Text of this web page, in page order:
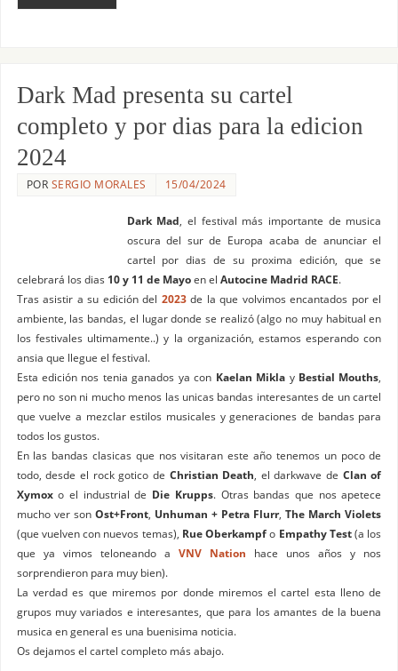
Dark Mad presenta su cartel
completo y por dias para la edicion
2024
POR SERGIO MORALES 15/04/2024
Dark Mad , el festival más importante de musica
oscura del sur de Europa acaba de anunciar el
cartel por dias de su proxima edición, que se
celebrará los dias 10 y 11 de Mayoen el Autocine Madrid RACE.
Tras asistir a su edición del 2023de la que volvimos encantados por el
ambiente, las bandas, el lugar donde se realizó (algo no muy habitual en
los festivales ultimamente..) y la organización, estamos esperando con
ansia que llegue el festival.
Esta edición nos tenia ganados ya con Kaelan Mikla y Bestial Mouths
pero no son ni mucho menos las unicas bandas interesantes de un cartel
que vuelve a mezclar estilos musicales y generaciones de bandas para
todos los gustos.
En las bandas clasicas que nos visitaran este año tenemos un poco de
todo, desde el rock gotico de Christian Death , el darkwave de Clan of
Xymoxo el industrial de Die Krupps. Otras bandas que nos apetece
mucho ver son Ost+Front, Unhuman + Petra Flurr,The March Violets
(que vuelven con nuevos temas), Rue Oberkampfo Empathy Test(a los
que ya vimos teloneando a VNV Nation hace unos años y nos
sorprendieron para muy bien).
La verdad es que miremos por donde miremos el cartel esta lleno de
grupos muy variados e interesantes, que para los amantes de la buena
musica en general es una buenisima noticia.
Os dejamos el cartel completo más abajo.